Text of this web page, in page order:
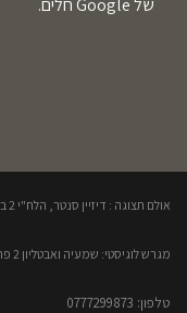
של Google חלים.
אולם תצוגה : דיזיין סנטר, הלח"י 2 בני ברק קומה 2​
מגרש לוגיסטי: שמעיה ואבטליון 2 פתח תקווה
טלפון: 0777299873​